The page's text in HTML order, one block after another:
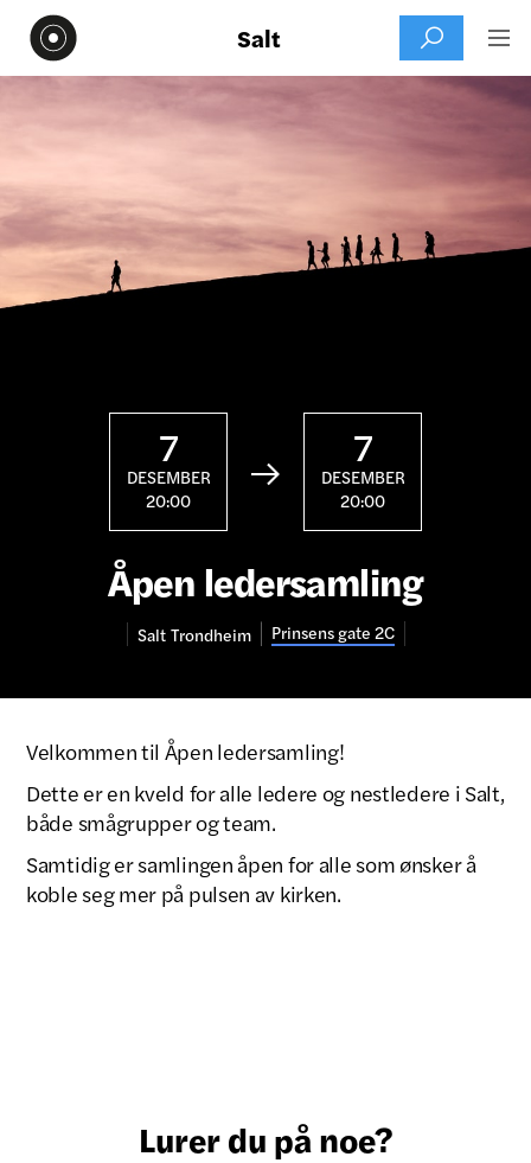
Salt  
7
DESEMBER
20:00

7
DESEMBER
20:00
Åpen ledersamling
Salt Trondheim Prinsens gate 2C
Velkommen til Åpen ledersamling!
Dette er en kveld for alle ledere og nestledere i Salt,
både smågrupper og team.
Samtidig er samlingen åpen for alle som ønsker å
koble seg mer på pulsen av kirken.
Lurer du på noe?